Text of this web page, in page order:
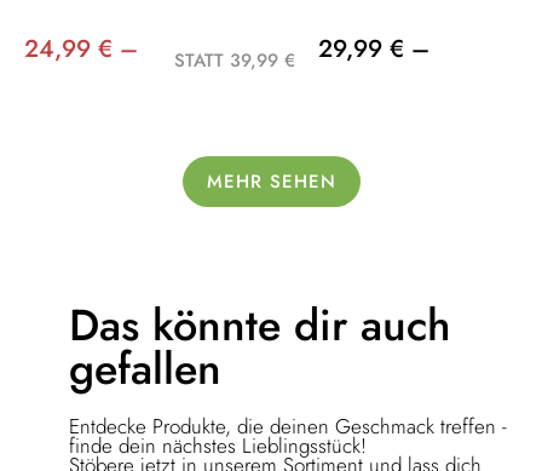
24,99 € – STATT 39,99 € 29,99 € –
MEHR SEHEN
Das könnte dir auch
gefallen
Entdecke Produkte, die deinen Geschmack treffen -
finde dein nächstes Lieblingsstück!